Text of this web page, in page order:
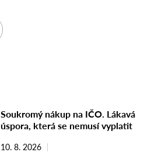
Soukromý nákup na IČO. Lákavá
úspora, která se nemusí vyplatit
10. 8. 2026